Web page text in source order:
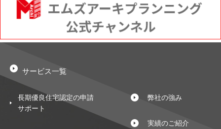
サービス一覧
長期優良住宅認定の申請
サポート
弊社の強み
実績のご紹介